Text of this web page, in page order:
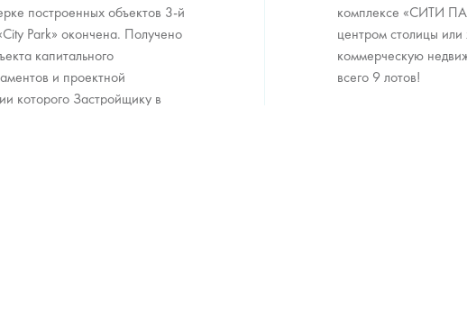
построенных объектов 3-й
Park» окончена. Получено
капитального
и проектной
которого Застройщику в
комплексе «СИТИ
центром столицы или
коммерческую
всего 9 лотов!